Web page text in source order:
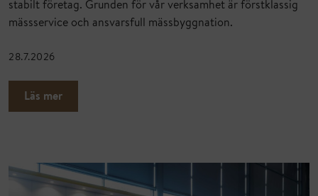
stabilt företag. Grunden för vår verksamhet är förstklassig
mässservice och ansvarsfull mässbyggnation.
28.7.2026
Läs mer